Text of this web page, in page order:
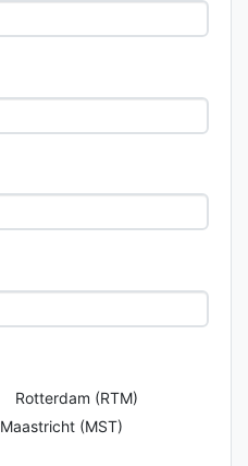
Rotterdam (RTM)
Maastricht (MST)